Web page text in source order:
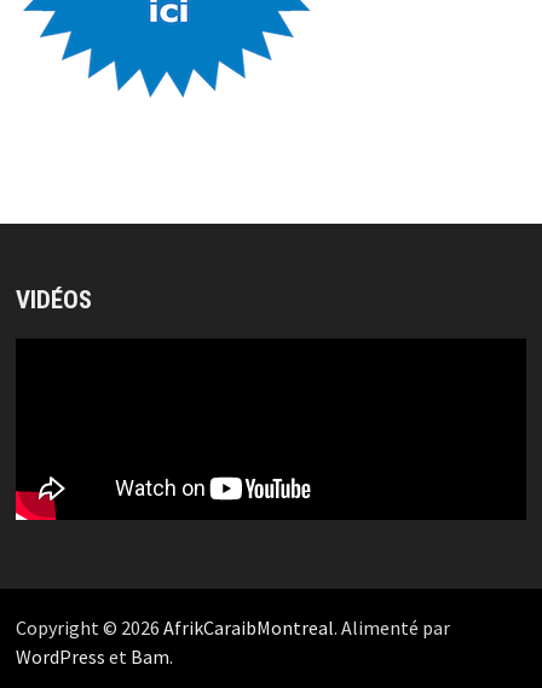
VIDÉOS
Copyright © 2026 AfrikCaraibMontreal. Alimenté par
WordPress et Bam.